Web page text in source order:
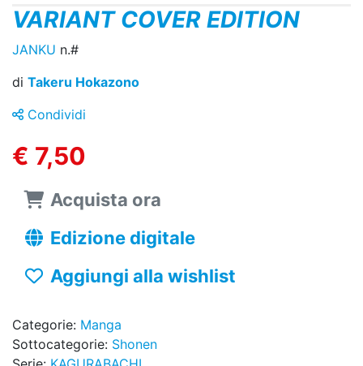
VARIANT COVER EDITION
JANKU n.#
di Takeru Hokazono
Condividi
€ 7,50
Acquista ora
Edizione digitale
Aggiungi alla wishlist
Categorie: Manga
Sottocategorie: Shonen